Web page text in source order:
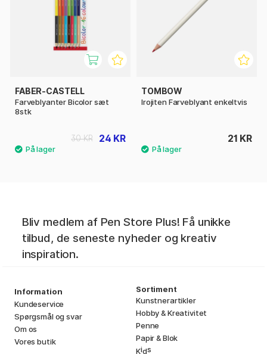
FABER-CASTELL
Farveblyanter Bicolor sæt
8stk
24 KR
30 KR
TOMBOW
Irojiten Farveblyant enkeltvis
21 KR
Bliv medlem af Pen Store Plus! Få unikke
tilbud, de seneste nyheder og kreativ
inspiration.
Information
Kundeservice
Spørgsmål og svar
Om os
Vores butik
Sortiment
Kunstnerartikler
Hobby & Kreativitet
Penne
Papir & Blok
Kids